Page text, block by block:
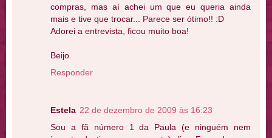
compras, mas aí achei um que eu queria ainda
mais e tive que trocar... Parece ser ótimo!! :D
Adorei a entrevista, ficou muito boa!
Beijo.
Responder
Estela 22 de dezembro de 2009 às 16:23
Sou a fã número 1 da Paula (e ninguém nem